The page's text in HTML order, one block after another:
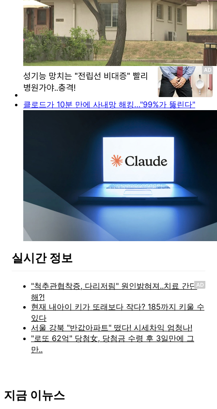
클로드가 10분 만에 사내망 해킹…"99%가 뚫린다"
실시간 정보
AD
지금 이뉴스